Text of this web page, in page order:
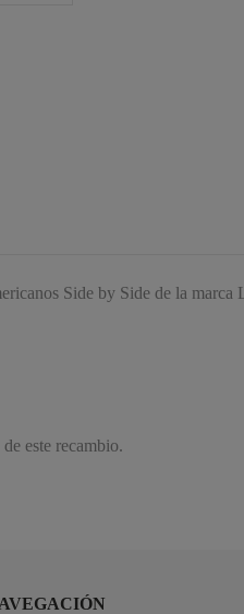
Side by Side de la marca
este recambio.